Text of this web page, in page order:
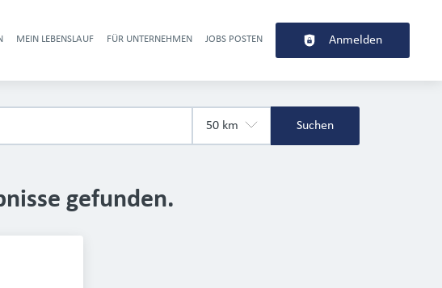
MEIN LEBENSLAUF FÜR UNTERNEHMEN JOBS POSTEN Anmelden
Suchen
gefunden.